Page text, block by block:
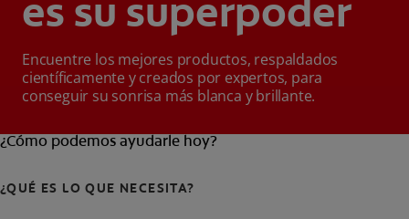
es su superpoder
Encuentre los mejores productos, respaldados
científicamente y creados por expertos, para
conseguir su sonrisa más blanca y brillante.
¿Cómo podemos ayudarle hoy?
¿QUÉ ES LO QUE NECESITA?